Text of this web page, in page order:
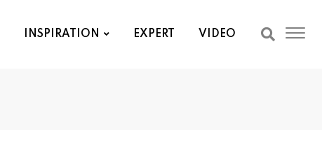
INSPIRATION EXPERT VIDEO